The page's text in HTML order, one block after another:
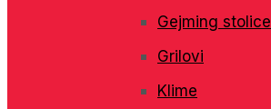
Gejming stolice
Grilovi
Klime